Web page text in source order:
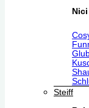
Nici
Steiff